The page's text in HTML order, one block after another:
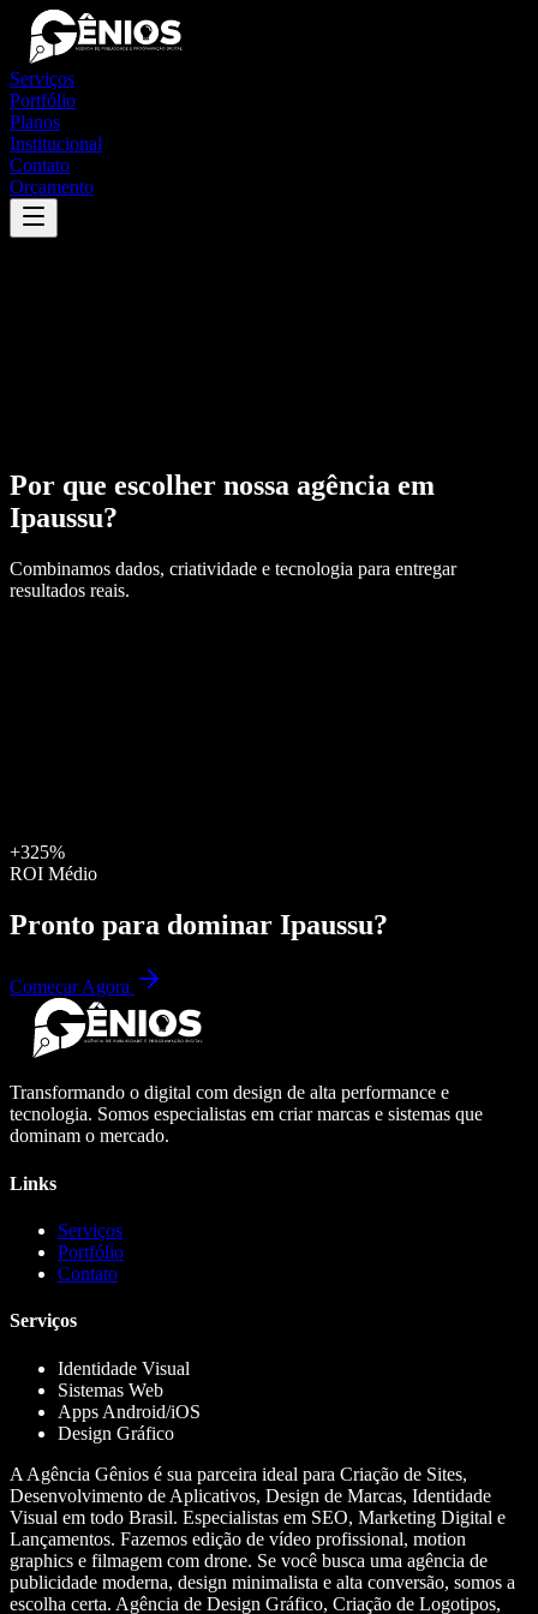
Serviços
Portfólio
Planos
Institucional
Contato
Orçamento
Por que escolher nossa agência em
Ipaussu?
Combinamos dados, criatividade e tecnologia para entregar
resultados reais.
+325%
ROI Médio
Pronto para dominar Ipaussu?
Começar Agora
Transformando o digital com design de alta performance e
tecnologia. Somos especialistas em criar marcas e sistemas que
dominam o mercado.
Links
Serviços
Portfólio
Contato
Serviços
Identidade Visual
Sistemas Web
Apps Android/iOS
Design Gráfico
A Agência Gênios é sua parceira ideal para Criação de Sites,
Desenvolvimento de Aplicativos, Design de Marcas, Identidade
Visual em todo Brasil. Especialistas em SEO, Marketing Digital e
Lançamentos. Fazemos edição de vídeo profissional, motion
graphics e filmagem com drone. Se você busca uma agência de
publicidade moderna, design minimalista e alta conversão, somos a
escolha certa. Agência de Design Gráfico, Criação de Logotipos,